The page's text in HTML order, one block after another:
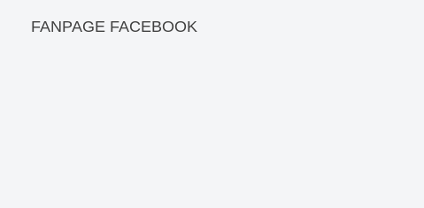
FANPAGE FACEBOOK